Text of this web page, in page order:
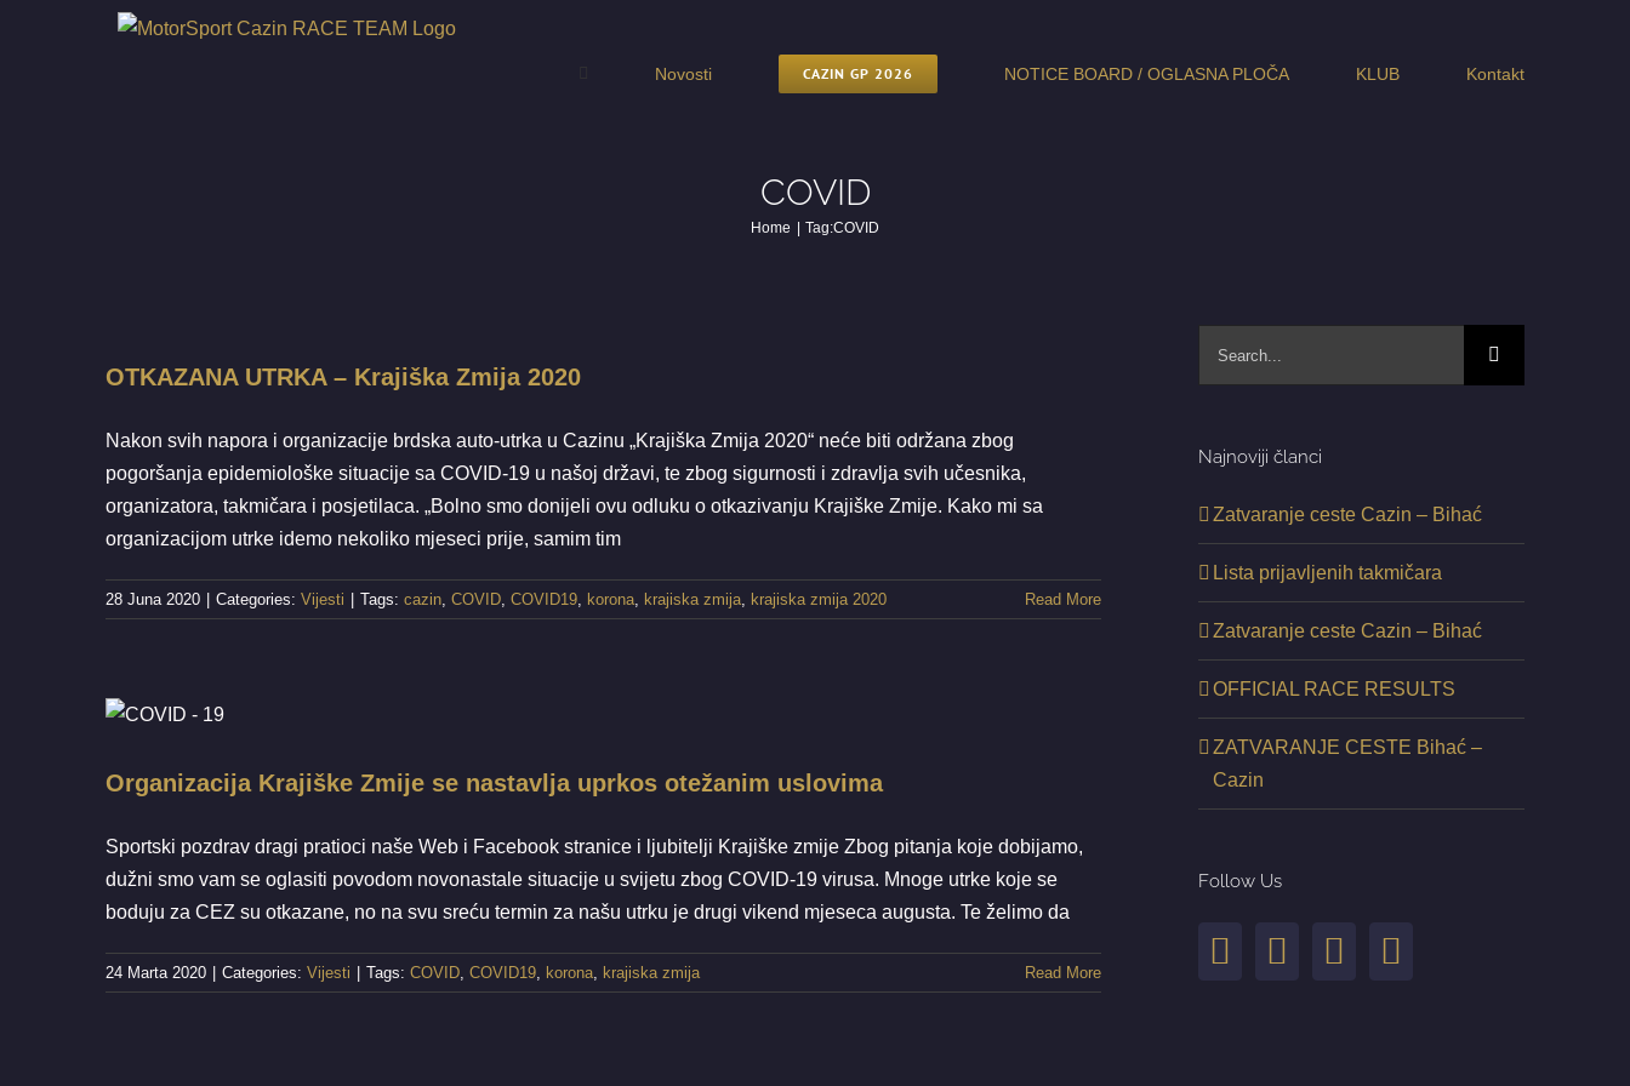
Novosti CAZIN GP 2026 NOTICE BOARD / OGLASNA PLOČA KLUB Kontakt
COVID
Home Tag:COVID
OTKAZANA UTRKA – Krajiška Zmija 2020
Nakon svih napora i organizacije brdska auto-utrka u Cazinu „Krajiška Zmija 2020“ neće biti održana zbog
pogoršanja epidemiološke situacije sa COVID-19 u našoj državi, te zbog sigurnosti i zdravlja svih učesnika,
organizatora, takmičara i posjetilaca. „Bolno smo donijeli ovu odluku o otkazivanju Krajiške Zmije. Kako mi sa
organizacijom utrke idemo nekoliko mjeseci prije, samim tim
28 Juna 2020 Categories: Vijesti Tags: cazin, COVID, COVID19, korona, krajiska zmija, krajiska zmija 2020 Read More
Organizacija Krajiške Zmije se nastavlja uprkos otežanim uslovima
Sportski pozdrav dragi pratioci naše Web i Facebook stranice i ljubitelji Krajiške zmije Zbog pitanja koje dobijamo,
dužni smo vam se oglasiti povodom novonastale situacije u svijetu zbog COVID-19 virusa. Mnoge utrke koje se
boduju za CEZ su otkazane, no na svu sreću termin za našu utrku je drugi vikend mjeseca augusta. Te želimo da
24 Marta 2020 Categories: Vijesti Tags: COVID, COVID19, korona, krajiska zmija Read More
Najnoviji članci
Zatvaranje ceste Cazin – Bihać
Lista prijavljenih takmičara
Zatvaranje ceste Cazin – Bihać
OFFICIAL RACE RESULTS
ZATVARANJE CESTE Bihać –
Cazin
Follow Us